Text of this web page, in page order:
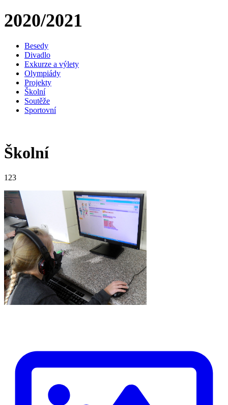
2020/2021
Besedy
Divadlo
Exkurze a výlety
Olympiády
Projekty
Školní
Soutěže
Sportovní
Školní
123